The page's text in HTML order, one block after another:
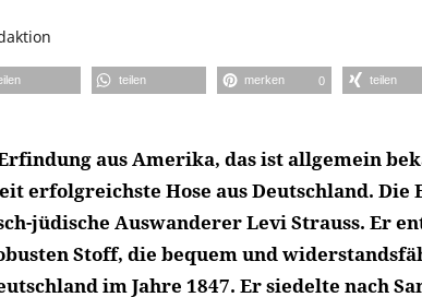
teilen merken 0 teilen
aus Amerika, das ist allgemein
erfolgreichste Hose aus Deutschland. Die
jüdische Auswanderer Levi Strauss. Er
Stoff, die bequem und
im Jahre 1847. Er siedelte nach